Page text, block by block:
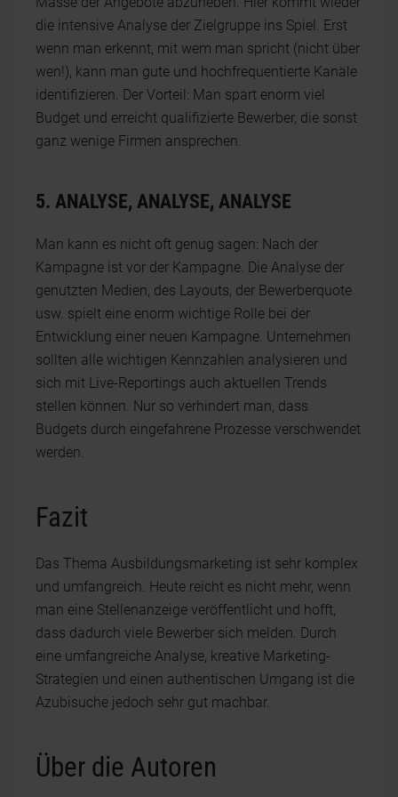
die intensive Analyse der Zielgruppe ins Spiel. Erst
wenn man erkennt, mit wem man spricht (nicht über
wen!), kann man gute und hochfrequentierte Kanäle
identifizieren. Der Vorteil: Man spart enorm viel
Budget und erreicht qualifizierte Bewerber, die sonst
ganz wenige Firmen ansprechen.
5. ANALYSE, ANALYSE, ANALYSE
Man kann es nicht oft genug sagen: Nach der
Kampagne ist vor der Kampagne. Die Analyse der
genutzten Medien, des Layouts, der Bewerberquote
usw. spielt eine enorm wichtige Rolle bei der
Entwicklung einer neuen Kampagne. Unternehmen
sollten alle wichtigen Kennzahlen analysieren und
sich mit Live-Reportings auch aktuellen Trends
stellen können. Nur so verhindert man, dass
Budgets durch eingefahrene Prozesse verschwendet
werden.
Fazit
Das Thema Ausbildungsmarketing ist sehr komplex
und umfangreich. Heute reicht es nicht mehr, wenn
man eine Stellenanzeige veröffentlicht und hofft,
dass dadurch viele Bewerber sich melden. Durch
eine umfangreiche Analyse, kreative Marketing-
Strategien und einen authentischen Umgang ist die
Azubisuche jedoch sehr gut machbar.
Über die Autoren